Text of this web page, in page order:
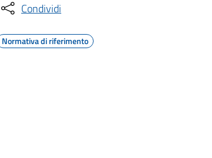
Condividi
Normativa di riferimento